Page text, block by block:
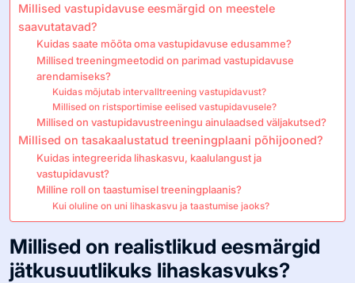
Millised vastupidavuse eesmärgid on meestele
saavutatavad?
Kuidas saate mõõta oma vastupidavuse edusamme?
Millised treeningmeetodid on parimad vastupidavuse
arendamiseks?
Kuidas mõjutab intervalltreening vastupidavust?
Millised on ristsportimise eelised vastupidavusele?
Millised on vastupidavustreeningu ainulaadsed väljakutsed?
Millised on tasakaalustatud treeningplaani põhijooned?
Kuidas integreerida lihaskasvu, kaalulangust ja
vastupidavust?
Milline roll on taastumisel treeningplaanis?
Kui oluline on uni lihaskasvu ja taastumise jaoks?
Millised on realistlikud eesmärgid
jätkusuutlikuks lihaskasvuks?